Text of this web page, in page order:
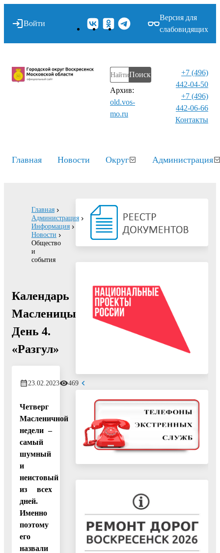
Войти
Версия для
слабовидящих
Поиск
Архив:
old.vos-
mo.ru
+7 (496)
442-04-50
+7 (496)
442-06-66
Контакты⁠
Главная Новости Округ Администрация
Главная
Администрация
Информация
Новости
Общество
и
события
Календарь
Масленицы.
День 4.
«Разгул»
23.02.2023 469
Четверг
Масленичной
недели –
самый
шумный
и
неистовый
из всех
дней.
Именно
поэтому
его
назвали